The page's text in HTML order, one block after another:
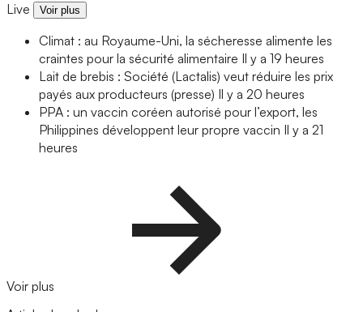
Live Voir plus
Climat : au Royaume-Uni, la sécheresse alimente les
craintes pour la sécurité alimentaire Il y a 19 heures
Lait de brebis : Société (Lactalis) veut réduire les prix
payés aux producteurs (presse) Il y a 20 heures
PPA : un vaccin coréen autorisé pour l’export, les
Philippines développent leur propre vaccin Il y a 21
heures
Voir plus